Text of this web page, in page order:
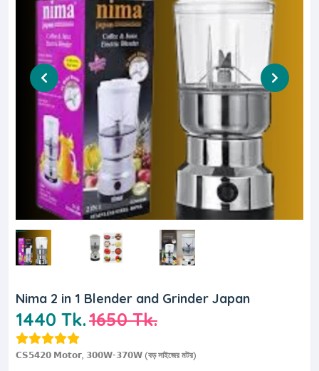
Nima 2 in 1 Blender and Grinder Japan
1440 Tk.1650 Tk.
𝗖𝗦𝟱𝟰𝟮𝟬 𝗠𝗼𝘁𝗼𝗿, 𝟯𝟬𝟬𝗪-𝟯𝟳𝟬𝗪 (বড় সাইজের মটর)